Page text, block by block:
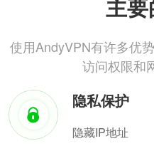
主
使用AndyVPN有许多优
访问权限和
隐私保护
隐藏IP地址